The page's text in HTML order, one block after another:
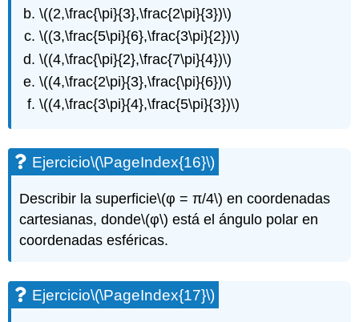
\((2,\frac{\pi}{3},\frac{2\pi}{3})\)
\((3,\frac{5\pi}{6},\frac{3\pi}{2})\)
\((4,\frac{\pi}{2},\frac{7\pi}{4})\)
\((4,\frac{2\pi}{3},\frac{\pi}{6})\)
\((4,\frac{3\pi}{4},\frac{5\pi}{3})\)
Ejercicio\(\PageIndex{16}\)
Describir la superficie\(φ = π/4\) en coordenadas
cartesianas, donde\(φ\) está el ángulo polar en
coordenadas esféricas.
Ejercicio\(\PageIndex{17}\)